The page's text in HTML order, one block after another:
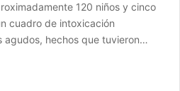
120 niños y cinco
cuadro de intoxicación
hechos que tuvieron…